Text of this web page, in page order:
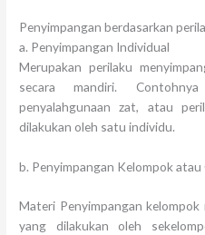
Penyimpangan berdasarkan
a. Penyimpangan Individual
Merupakan perilaku
secara mandiri.
penyalahgunaan zat, atau
dilakukan oleh satu individu.
b. Penyimpangan Kelompok
Materi Penyimpangan
yang dilakukan oleh